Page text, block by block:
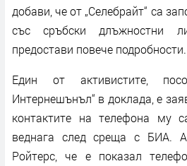
добави, че от „Селебрайт“ са
със сръбски длъжностни
предостави повече подробности.
Един от активистите,
Интернешънъл“ в доклада, е
контактите на телефона му
веднага след среща с БИА.
Ройтерс, че е показал